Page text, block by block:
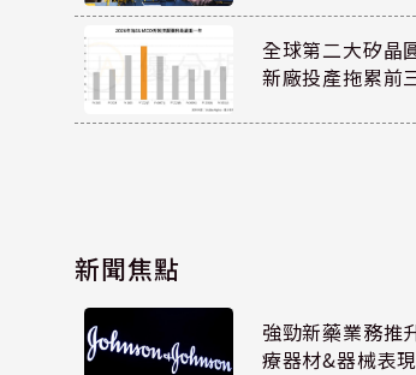
全球第二大矽晶
新廠投產拖累前
新聞焦點
強勁新藥業務推
療器材&器械表